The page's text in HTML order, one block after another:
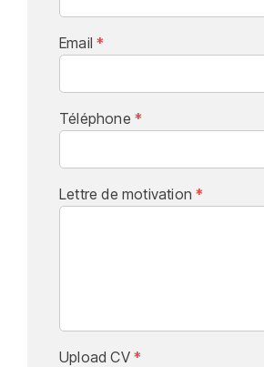
Email*
Téléphone *
Lettre de motivation*
Upload CV *